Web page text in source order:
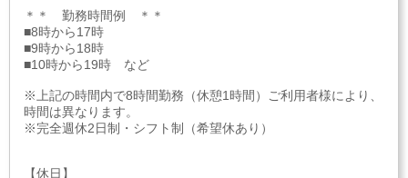
＊＊ 勤務時間例 ＊＊
■8時から17時
■9時から18時
■10時から19時 など
※上記の時間内で8時間勤務（休憩1時間）ご利用者様により、
時間は異なります。
※完全週休2日制・シフト制（希望休あり）
【休日】